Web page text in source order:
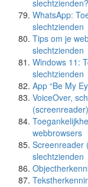
slechtzienden?
WhatsApp:
slechtzienden
Tips om je
slechtzienden
Windows 11:
slechtzienden
App “Be My
VoiceOver,
webbrowsers
Screenreader
slechtzienden